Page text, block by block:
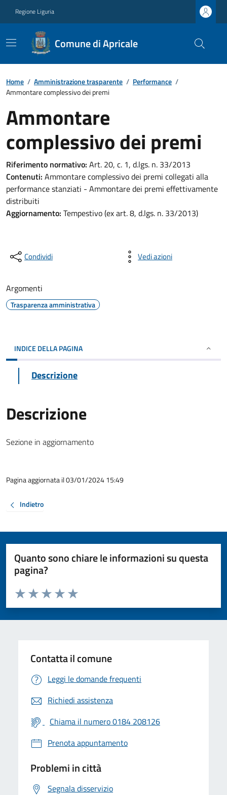
Regione Liguria
Comune di Apricale
Home / Amministrazione trasparente / Performance /
Ammontare complessivo dei premi
Ammontare
complessivo dei premi
Riferimento normativo: Art. 20, c. 1, d.lgs. n. 33/2013
Contenuti: Ammontare complessivo dei premi collegati alla
performance stanziati - Ammontare dei premi effettivamente
distribuiti
Aggiornamento: Tempestivo (ex art. 8, d.lgs. n. 33/2013)
Condividi Vedi azioni
Argomenti
Trasparenza amministrativa
INDICE DELLA PAGINA
Descrizione
Descrizione
Sezione in aggiornamento
Pagina aggiornata il 03/01/2024 15:49
Indietro
Quanto sono chiare le informazioni su questa
pagina?
Valuta da 1 a 5 stelle la pagina
Valuta 5 stelle su 5
Valuta 4 stelle su 5
Valuta 3 stelle su 5
Valuta 2 stelle su 5
Valuta 1 stelle su 5
Contatta il comune
Leggi le domande frequenti
Richiedi assistenza
Chiama il numero 0184 208126
Prenota appuntamento
Problemi in città
Segnala disservizio